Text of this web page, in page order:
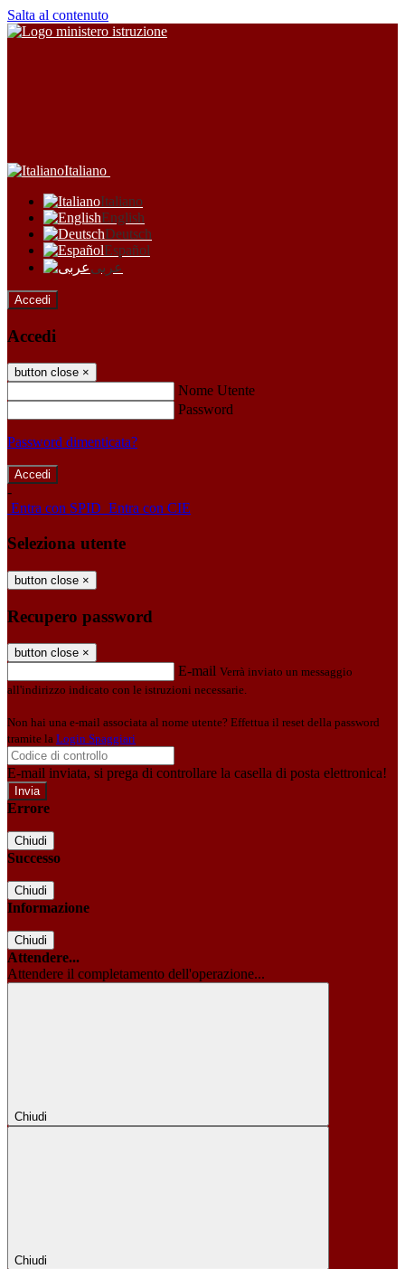
Salta al contenuto
Italiano
Italiano
English
Deutsch
Español
عربى
Accedi
Accedi
button close ×
Nome Utente
Password
Password dimenticata?
-
Entra con SPID Entra con CIE
Seleziona utente
button close ×
Recupero password
button close ×
E-mail Verrà inviato un messaggio
all'indirizzo indicato con le istruzioni necessarie.
Non hai una e-mail associata al nome utente? Effettua il reset della password
tramite la Login Spaggiari
E-mail inviata, si prega di controllare la casella di posta elettronica!
Errore
Chiudi
Successo
Chiudi
Informazione
Chiudi
Attendere...
Attendere il completamento dell'operazione...
Chiudi
Chiudi